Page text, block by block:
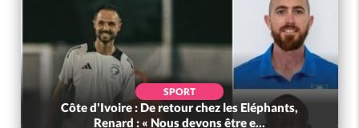
SPORT
Côte d'Ivoire : De retour chez les Eléphants,
Renard : « Nous devons être e...